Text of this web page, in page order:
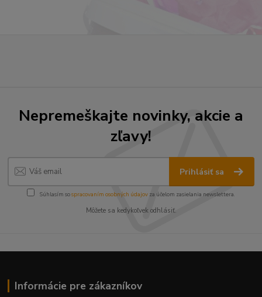
Nepremeškajte novinky, akcie a
zľavy!
Prihlásiť sa
Súhlasím sospracovaním osobných údajov za účelom zasielania newslettera.
Môžete sa kedykoľvek odhlásiť.
Informácie pre zákazníkov